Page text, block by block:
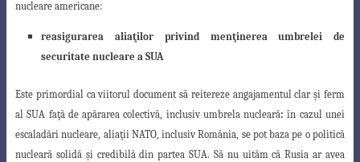
nucleare americane:
reasigurarea aliaţilor privind menţinerea umbrelei de
securitate nucleare a SUA
Este primordial ca viitorul document să reitereze angajamentul clar şi ferm
al SUA faţă de apărarea colectivă, inclusiv umbrela nucleară: în cazul unei
escaladări nucleare, aliaţii NATO, inclusiv România, se pot baza pe o politică
nucleară solidă şi credibilă din partea SUA. Să nu uităm că Rusia ar avea